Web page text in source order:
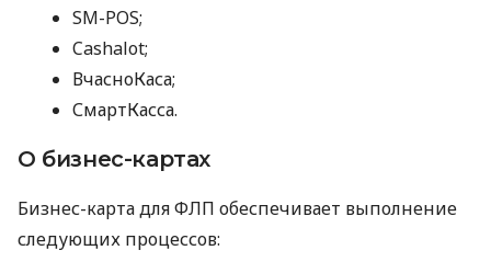
SM-POS;
Cashalot;
ВчасноКаса;
СмартКасса.
О бизнес-картах
Бизнес-карта для ФЛП обеспечивает выполнение
следующих процессов: